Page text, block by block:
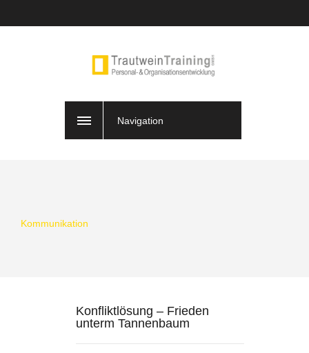
Navigation
Kommunikation
Konfliktlösung – Frieden
unterm Tannenbaum